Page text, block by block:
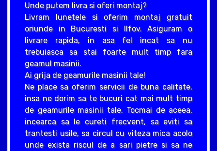
Unde putem livra si oferi montaj?
Livram lunetele si oferim montaj gratuit
oriunde in Bucuresti si Ilfov. Asiguram o
livrare rapida, in asa fel incat sa nu
trebuiasca sa stai foarte mult timp fara
geamul masinii.
Ai grija de geamurile masinii tale!
Ne place sa oferim servicii de buna calitate,
insa ne dorim sa te bucuri cat mai mult timp
de geamurile masinii tale. Tocmai de aceea,
incearca sa le cureti frecvent, sa eviti sa
trantesti usile, sa circul cu viteza mica acolo
unde exista riscul de a sari pietre si sa ne